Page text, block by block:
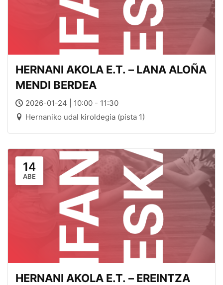
HERNANI AKOLA E.T. – LANA ALOÑA
MENDI BERDEA
2026-01-24 | 10:00 - 11:30
Hernaniko udal kiroldegia (pista 1)
14
ABE
HERNANI AKOLA E.T. – EREINTZA